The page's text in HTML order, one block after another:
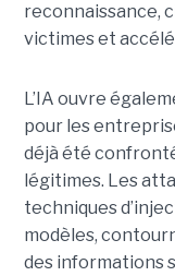
reconnaissance,
victimes et
L’IA ouvre
pour les
déjà été
légitimes. Les
techniques
modèles,
des informations